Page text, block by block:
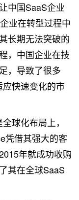
中国SaaS企业
业在转型过程中
长期无法突破的
，中国企业在技
，导致了很多
快速变化的市
球化布局上，
凭借其强大的客
年就成功收购
其在全球SaaS